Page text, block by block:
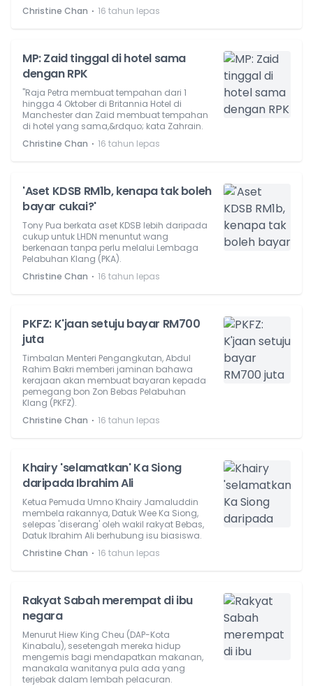
Christine Chan ⋅ 16 tahun lepas
MP: Zaid tinggal di hotel sama
dengan RPK
"Raja Petra membuat tempahan dari 1
hingga 4 Oktober di Britannia Hotel di
Manchester dan Zaid membuat tempahan
di hotel yang sama,&rdquo; kata Zahrain.
Christine Chan ⋅ 16 tahun lepas
'Aset KDSB RM1b, kenapa tak boleh
bayar cukai?'
Tony Pua berkata aset KDSB lebih daripada
cukup untuk LHDN menuntut wang
berkenaan tanpa perlu melalui Lembaga
Pelabuhan Klang (PKA).
Christine Chan ⋅ 16 tahun lepas
PKFZ: K'jaan setuju bayar RM700
juta
Timbalan Menteri Pengangkutan, Abdul
Rahim Bakri memberi jaminan bahawa
kerajaan akan membuat bayaran kepada
pemegang bon Zon Bebas Pelabuhan
Klang (PKFZ).
Christine Chan ⋅ 16 tahun lepas
Khairy 'selamatkan' Ka Siong
daripada Ibrahim Ali
Ketua Pemuda Umno Khairy Jamaluddin
membela rakannya, Datuk Wee Ka Siong,
selepas 'diserang' oleh wakil rakyat Bebas,
Datuk Ibrahim Ali berhubung isu biasiswa.
Christine Chan ⋅ 16 tahun lepas
Rakyat Sabah merempat di ibu
negara
Menurut Hiew King Cheu (DAP-Kota
Kinabalu), sesetengah mereka hidup
mengemis bagi mendapatkan makanan,
manakala wanitanya pula ada yang
terjebak dalam lembah pelacuran.